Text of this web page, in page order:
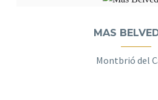
MAS
Montbrió del